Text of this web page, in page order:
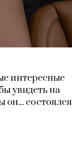
интересные
увидеть на
он... состоялся